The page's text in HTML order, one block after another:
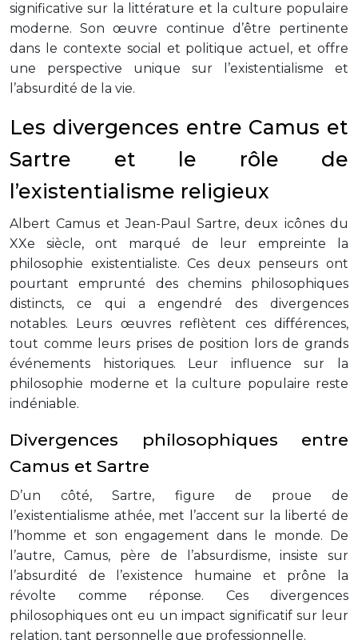
significative sur la littérature et la culture populaire
moderne. Son œuvre continue d’être pertinente
dans le contexte social et politique actuel, et offre
une perspective unique sur l’existentialisme et
l’absurdité de la vie.
Les divergences entre Camus et
Sartre et le rôle de
l’existentialisme religieux
Albert Camus et Jean-Paul Sartre, deux icônes du
XXe siècle, ont marqué de leur empreinte la
philosophie existentialiste. Ces deux penseurs ont
pourtant emprunté des chemins philosophiques
distincts, ce qui a engendré des divergences
notables. Leurs œuvres reflètent ces différences,
tout comme leurs prises de position lors de grands
événements historiques. Leur influence sur la
philosophie moderne et la culture populaire reste
indéniable.
Divergences philosophiques entre
Camus et Sartre
D’un côté, Sartre, figure de proue de
l’existentialisme athée, met l’accent sur la liberté de
l’homme et son engagement dans le monde. De
l’autre, Camus, père de l’absurdisme, insiste sur
l’absurdité de l’existence humaine et prône la
révolte comme réponse. Ces divergences
philosophiques ont eu un impact significatif sur leur
relation, tant personnelle que professionnelle.